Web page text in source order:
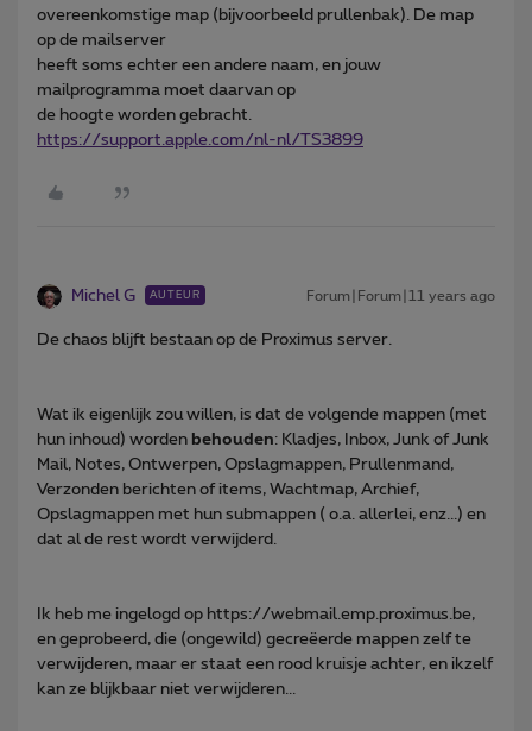
overeenkomstige map (bijvoorbeeld prullenbak). De map
op de mailserver
heeft soms echter een andere naam, en jouw
mailprogramma moet daarvan op
de hoogte worden gebracht.
https://support.apple.com/nl-nl/TS3899
Michel G AUTEUR Forum|Forum|11 years ago
De chaos blijft bestaan op de Proximus server.
Wat ik eigenlijk zou willen, is dat de volgende mappen (met
hun inhoud) worden behouden: Kladjes, Inbox, Junk of Junk
Mail, Notes, Ontwerpen, Opslagmappen, Prullenmand,
Verzonden berichten of items, Wachtmap, Archief,
Opslagmappen met hun submappen ( o.a. allerlei, enz...) en
dat al de rest wordt verwijderd.
Ik heb me ingelogd op https://webmail.emp.proximus.be,
en geprobeerd, die (ongewild) gecreëerde mappen zelf te
verwijderen, maar er staat een rood kruisje achter, en ikzelf
kan ze blijkbaar niet verwijderen...